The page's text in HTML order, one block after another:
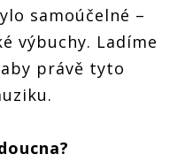
samoúčelné –
výbuchy. Ladíme
právě tyto